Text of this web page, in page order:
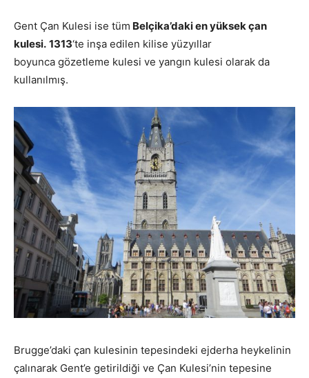
Gent Çan Kulesi ise tüm Belçika’daki en yüksek çan
kulesi. 1313‘te inşa edilen kilise yüzyıllar
boyunca gözetleme kulesi ve yangın kulesi olarak da
kullanılmış.
Brugge’daki çan kulesinin tepesindeki ejderha heykelinin
çalınarak Gent’e getirildiği ve Çan Kulesi’nin tepesine